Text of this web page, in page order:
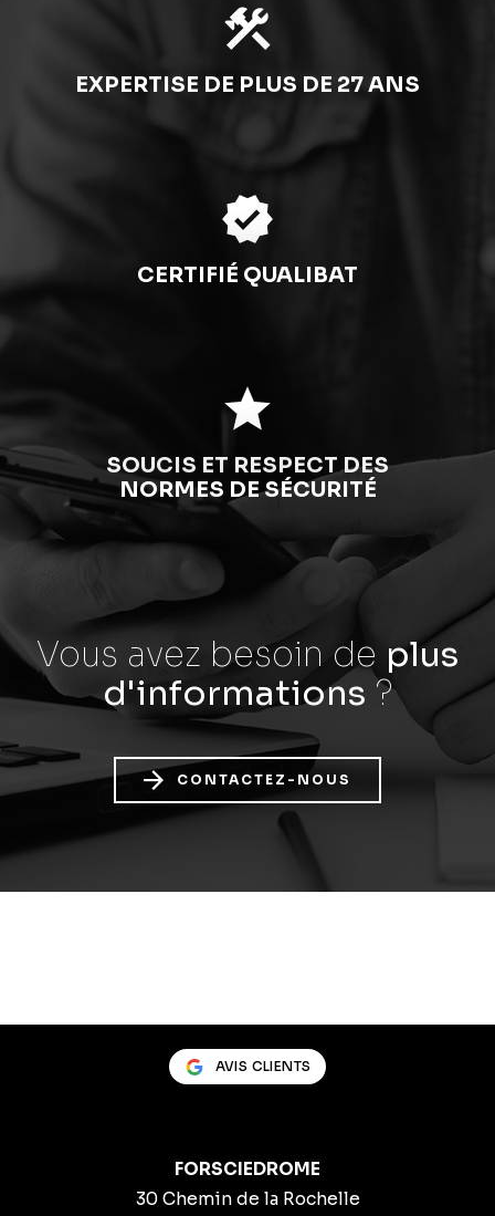
construction
EXPERTISE DE PLUS DE 27 ANS
verified
CERTIFIÉ QUALIBAT
star
SOUCIS ET RESPECT DES
NORMES DE SÉCURITÉ
Vous avez besoin de plus
d'informations ?
CONTACTEZ-NOUS
AVIS CLIENTS
FORSCIEDROME
30 Chemin de la Rochelle